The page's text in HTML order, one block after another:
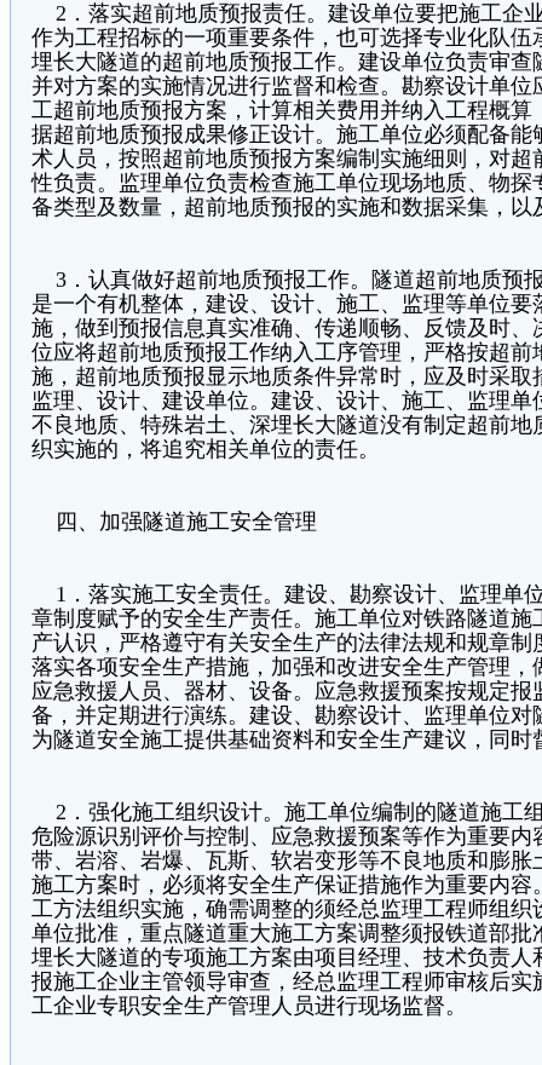
2．落实超前地质预报责任。建设单位要把施工企
作为工程招标的一项重要条件，也可选择专业化队
埋长大隧道的超前地质预报工作。建设单位负责审
并对方案的实施情况进行监督和检查。勘察设计单
工超前地质预报方案，计算相关费用并纳入工程概
据超前地质预报成果修正设计。施工单位必须配备
术人员，按照超前地质预报方案编制实施细则，对
性负责。监理单位负责检查施工单位现场地质、物
备类型及数量，超前地质预报的实施和数据采集，以
3．认真做好超前地质预报工作。隧道超前地质预
是一个有机整体，建设、设计、施工、监理等单位
施，做到预报信息真实准确、传递顺畅、反馈及时
位应将超前地质预报工作纳入工序管理，严格按超
施，超前地质预报显示地质条件异常时，应及时采
监理、设计、建设单位。建设、设计、施工、监理
不良地质、特殊岩土、深埋长大隧道没有制定超前
织实施的，将追究相关单位的责任。
四、加强隧道施工安全管理
1．落实施工安全责任。建设、勘察设计、监理单
章制度赋予的安全生产责任。施工单位对铁路隧道
产认识，严格遵守有关安全生产的法律法规和规章
落实各项安全生产措施，加强和改进安全生产管理
应急救援人员、器材、设备。应急救援预案按规定
备，并定期进行演练。建设、勘察设计、监理单位
为隧道安全施工提供基础资料和安全生产建议，同
2．强化施工组织设计。施工单位编制的隧道施工
危险源识别评价与控制、应急救援预案等作为重要
带、岩溶、岩爆、瓦斯、软岩变形等不良地质和膨
施工方案时，必须将安全生产保证措施作为重要内
工方法组织实施，确需调整的须经总监理工程师组
单位批准，重点隧道重大施工方案调整须报铁道部
埋长大隧道的专项施工方案由项目经理、技术负责
报施工企业主管领导审查，经总监理工程师审核后实
工企业专职安全生产管理人员进行现场监督。